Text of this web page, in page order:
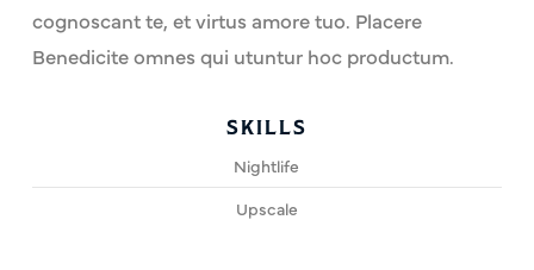
cognoscant te, et virtus amore tuo. Placere
Benedicite omnes qui utuntur hoc productum.
SKILLS
Nightlife
Upscale